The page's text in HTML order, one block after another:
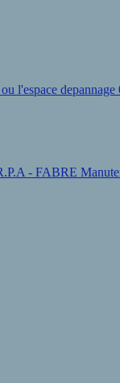
l'espace depannage
- FABRE